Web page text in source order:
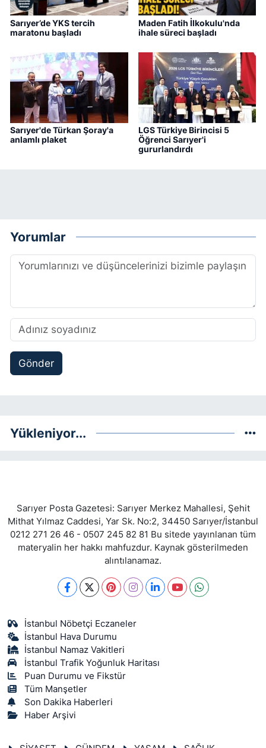
Sarıyer’de YKS tercih
maratonu başladı
Maden Fatih İlkokulu'nda
ihale süreci başladı
Sarıyer'de Türkan Şoray'a
anlamlı plaket
LGS Türkiye Birincisi 5
Öğrenci Sarıyer'i
gururlandırdı
Yorumlar
Gönder
Yükleniyor...
Sarıyer Posta Gazetesi: Sarıyer Merkez Mahallesi, Şehit
Mithat Yılmaz Caddesi, Yar Sk. No:2, 34450 Sarıyer/İstanbul
0212 271 26 46 - 0507 245 82 81 Bu sitede yayınlanan tüm
materyalin her hakkı mahfuzdur. Kaynak gösterilmeden
alıntılanamaz.
İstanbul Nöbetçi Eczaneler
İstanbul Hava Durumu
İstanbul Namaz Vakitleri
İstanbul Trafik Yoğunluk Haritası
Puan Durumu ve Fikstür
Tüm Manşetler
Son Dakika Haberleri
Haber Arşivi